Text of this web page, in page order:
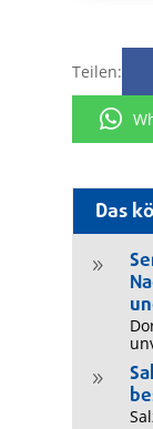
Das
9
9
Teilen: